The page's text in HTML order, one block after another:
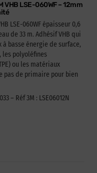
LSE-060WF – 12mm
LSE-060WF épaisseur 0,6
de 33 m. Adhésif VHB qui
basse énergie de surface,
les polyoléfines
ou les matériaux
pas de primaire pour bien
– Réf 3M : LSE06012N